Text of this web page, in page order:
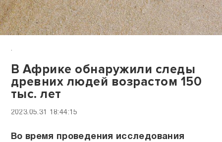
.
В Африке обнаружили следы
древних людей возрастом 150
тыс. лет
2023.05.31 18:44:15
Во время проведения исследования